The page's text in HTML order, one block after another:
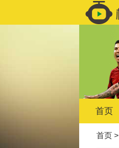
首页
首页>